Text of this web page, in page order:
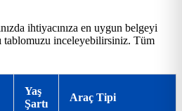
ihtiyacınıza en uygun belgeyi
tablomuzu inceleyebilirsiniz. Tüm
Yaş
Şartı
Araç Tipi